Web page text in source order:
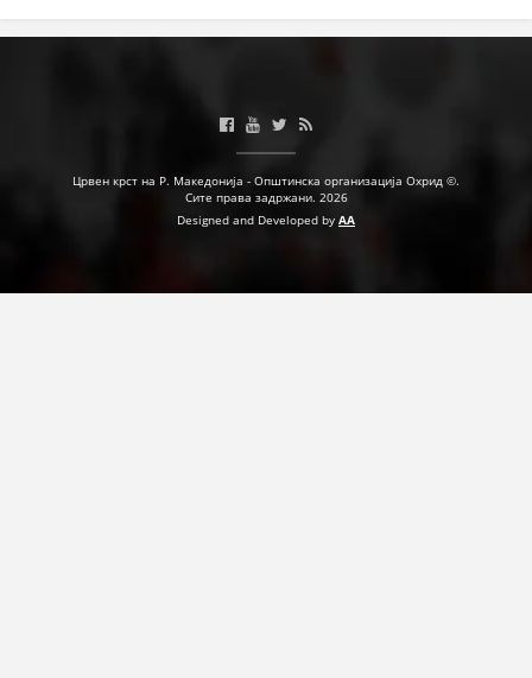
Црвен крст на Р. Македонија - Општинска организација Охрид ©.
Сите права задржани. 2026
Designed and Developed by AA